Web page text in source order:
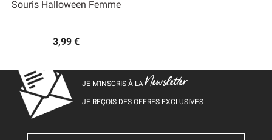
Souris Halloween Femme
3,99 €
JE M’INSCRIS À LANewsletter
JE REÇOIS DES OFFRES EXCLUSIVES